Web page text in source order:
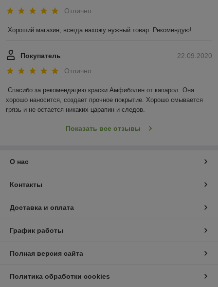
Отлично
Хороший магазин, всегда нахожу нужный товар. Рекомендую!
22.09.2020
Покупатель
Отлично
Спасибо за рекомендацию краски Амфиболин от капарол. Она
хорошо наносится, создает прочное покрытие. Хорошо смывается
грязь и не остается никаких царапин и следов.
Показать все отзывы
О нас
Контакты
Доставка и оплата
График работы
Полная версия сайта
Политика обработки cookies